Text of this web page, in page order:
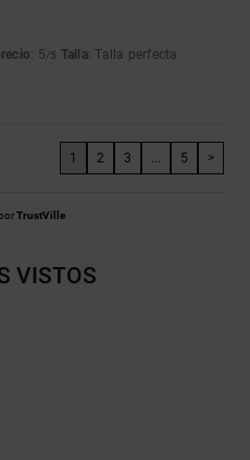
: 5/5 Talla: Talla perfecta
1 2 3 ... 5 >
TrustVille
VISTOS